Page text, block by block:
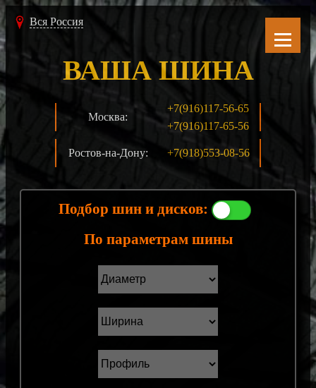
Вся Россия
Москва:
+7(916)117-56-65
+7(916)117-65-56
Ростов-на-Дону: +7(918)553-08-56
ВАША ШИНА
Подбор шин и дисков:
По параметрам шины